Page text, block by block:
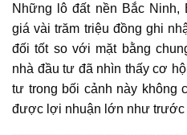
Những lô đất nền Bắc
giá vài trăm triệu đồng ghi
đối tốt so với mặt bằng
nhà đầu tư đã nhìn thấy cơ
tư trong bối cảnh này không
được lợi nhuận lớn như trước